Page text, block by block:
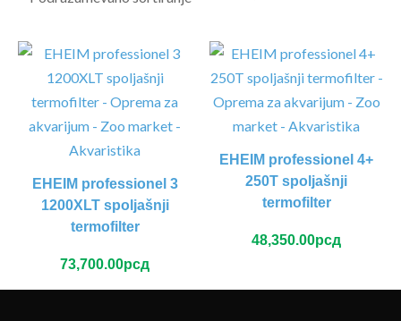
EHEIM professionel 3
1200XLT spoljašnji
termofilter
73,700.00рсд
EHEIM professionel 4+
250T spoljašnji
termofilter
48,350.00рсд